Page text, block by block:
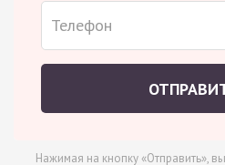
Нажимая на кнопку «Отправить»,